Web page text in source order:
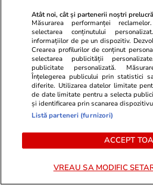
Un costum de baie
amendă de sute de euro,
„Respectați regula!”
Horoscop
Luna plină din 29 iulie
Este momentul astral
direcția vieții
Atât noi, cât și partenerii noștri
Măsurarea performanței
selectarea conținutului
informațiilor de pe un dispozitiv.
Crearea profilurilor de conținut
selectarea publicității
publicitate personalizată.
Înțelegerea publicului prin statistici
diferite. Utilizarea datelor limitate
de date limitate pentru a selecta
și identificarea prin scanarea
Listă parteneri (furnizori)
ACCEPT
VREAU SA MODIFIC